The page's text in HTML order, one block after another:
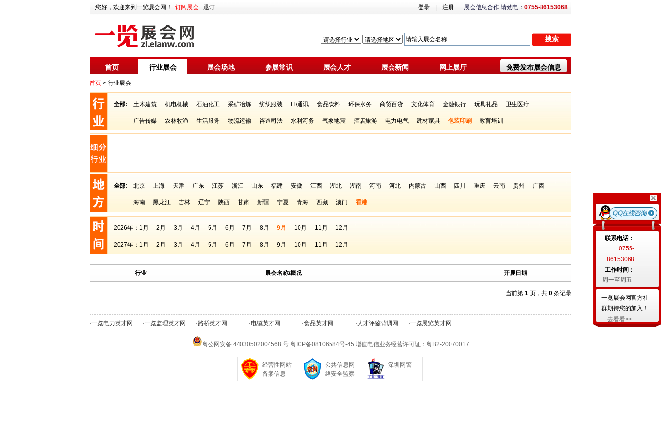
展会信息合作 请致电： 0755-86153068
登录 注册
您好，欢迎来到一览展会网！ 订阅展会 退订
免费发布展会信息
首页 行业展会 展会场地 参展常识 展会人才 展会新闻 网上展厅
首页 > 行业展会
全部: 土木建筑 机电机械 石油化工 采矿冶炼 纺织服装 IT/通讯 食品饮料 环保水务 商贸百货 文化体育 金融银行 玩具礼品 卫生医疗
广告传媒 农林牧渔 生活服务 物流运输 咨询司法 水利河务 气象地震 酒店旅游 电力电气 建材家具 包装印刷 教育培训
全部: 北京 上海 天津 广东 江苏 浙江 山东 福建 安徽 江西 湖北 湖南 河南 河北 内蒙古 山西 四川 重庆 云南 贵州 广西
海南 黑龙江 吉林 辽宁 陕西 甘肃 新疆 宁夏 青海 西藏 澳门 香港
2026年： 1月 2月 3月 4月 5月 6月 7月 8月 9月 10月 11月 12月
2027年： 1月 2月 3月 4月 5月 6月 7月 8月 9月 10月 11月 12月
行业 展会名称/概况 开展日期
联系电话：
0755-
86153068
工作时间：
周一至周五
一览展会网官方社
群期待您的加入！
去看看>>
当前第 1 页，共 0 条记录
·一览电力英才网 ·一览监理英才网 ·路桥英才网 ·电缆英才网 ·食品英才网 · 人才评鉴背调网 ·一览展览英才网
粤公网安备 44030502004568 号 粤ICP备08106584号-45 增值电信业务经营许可证：粤B2-20070017
经营性网站
备案信息
公共信息网
络安全监察
深圳网警